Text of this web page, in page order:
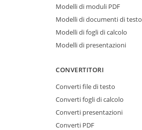
Modelli di moduli PDF
Modelli di documenti di testo
Modelli di fogli di calcolo
Modelli di presentazioni
CONVERTITORI
Converti file di testo
Converti fogli di calcolo
Converti presentazioni
Converti PDF